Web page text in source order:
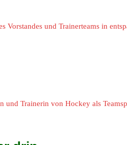
und Trainerteams in
und Trainerin von Hockey als